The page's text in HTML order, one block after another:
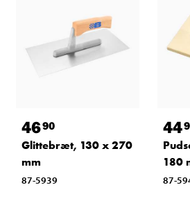
4690
Glittebræt, 130 x 270
mm
87-5939
44
180
87-